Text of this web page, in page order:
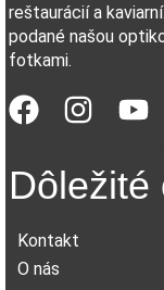
reštaurácií a
podané našou
fotkami.
Dôležité
Kontakt
O nás